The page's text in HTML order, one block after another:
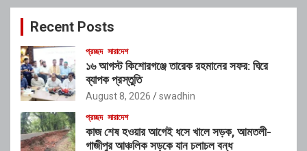
c
Recent Posts
প্রচ্ছদ সারাদেশ
১৬ আগস্ট কিশোরগঞ্জে তারেক রহমানের সফর: ঘিরে
ব্যাপক প্রস্তুতি
August 8, 2026 swadhin
প্রচ্ছদ সারাদেশ
কাজ শেষ হওয়ার আগেই ধসে খালে সড়ক, আমতলী-
গাজীপুর আঞ্চলিক সড়কে যান চলাচল বন্ধ